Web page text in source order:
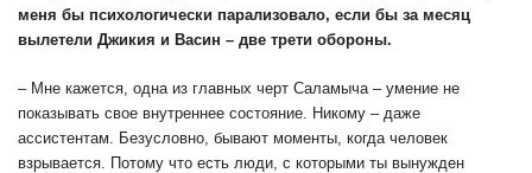
меня бы психологически парализовало, если бы за месяц
вылетели Джикия и Васин – две трети обороны.
– Мне кажется, одна из главных черт Саламыча – умение не
показывать свое внутреннее состояние. Никому – даже
ассистентам. Безусловно, бывают моменты, когда человек
взрывается. Потому что есть люди, с которыми ты вынужден